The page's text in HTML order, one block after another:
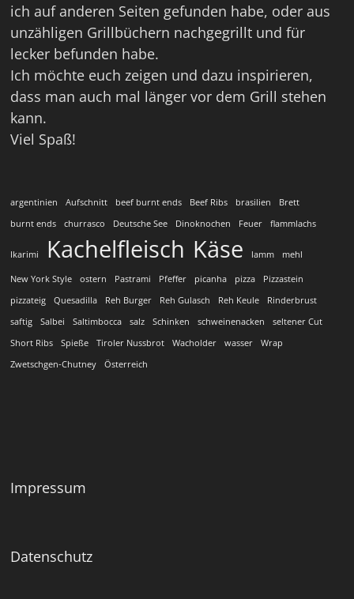
ich auf anderen Seiten gefunden habe, oder aus
unzähligen Grillbüchern nachgegrillt und für
lecker befunden habe.
Ich möchte euch zeigen und dazu inspirieren,
dass man auch mal länger vor dem Grill stehen
kann.
Viel Spaß!
argentinien Aufschnitt beef burnt ends Beef Ribs brasilien
Brett
burnt ends
churrasco Deutsche See Dinoknochen Feuer flammlachs
Ikarimi Kachelfleisch Käse lamm mehl
New York Style ostern Pastrami Pfeffer picanha pizza
Pizzastein
pizzateig
Quesadilla Reh Burger Reh Gulasch Reh Keule
Rinderbrust
saftig
Salbei Saltimbocca salz Schinken schweinenacken
seltener Cut
Short Ribs
Spieße Tiroler Nussbrot Wacholder wasser
Wrap
Zwetschgen-Chutney
Österreich
Impressum
Datenschutz